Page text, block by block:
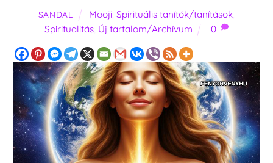
SANDAL Mooji ,Spirituális tanítók/tanítások
Spiritualitás, Új tartalom/Archívum 0